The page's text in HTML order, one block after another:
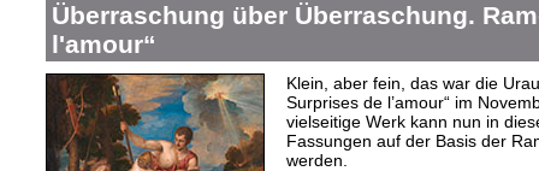
Überraschung über Überraschung.
l'amour“
Klein, aber fein, das war die
Surprises de l’amour“ im
vielseitige Werk kann nun in
Fassungen auf der Basis der
werden.